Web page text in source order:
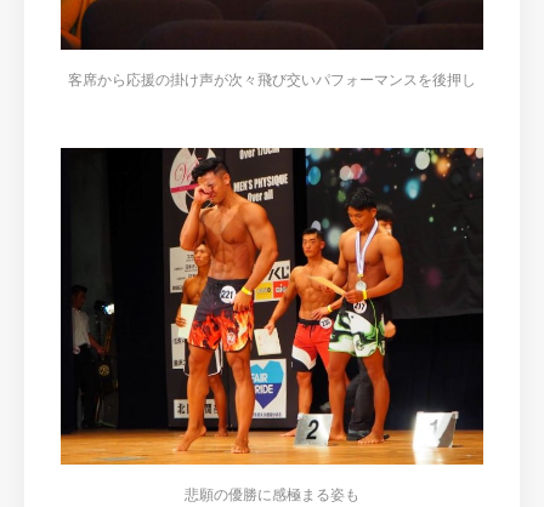
客席から応援の掛け声が次々飛び交いパフォーマンスを後押し
悲願の優勝に感極まる姿も